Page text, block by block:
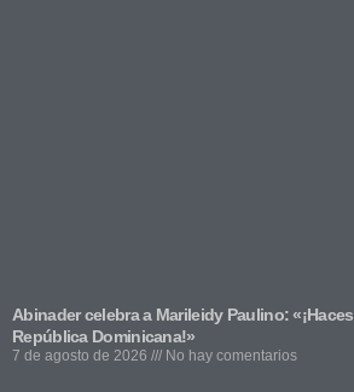
Abinader celebra a Marileidy Paulino:
República Dominicana!»
7 de agosto de 2026 No hay comentarios